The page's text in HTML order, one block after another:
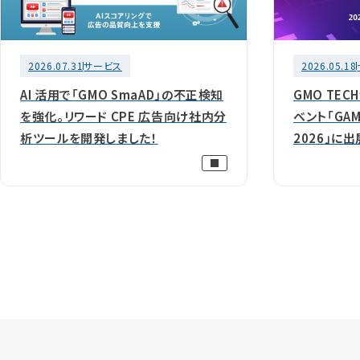
2026.07.31サービス
AI 活用で「GMO SmaAD」の不正検知
を強化。リワード CPE 広告向け社内分
析ツールを開発しました！
2026.05.18
GMO
ベント「
2026」に出